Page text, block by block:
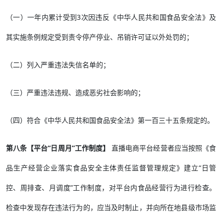
（一）一年内累计受到3次因违反《中华人民共和国食品安全法》及
其实施条例规定受到责令停产停业、吊销许可证以外处罚的；
（二）列入严重违法失信名单的；
（三）严重违法违规、造成恶劣社会影响的；
（四）符合《中华人民共和国食品安全法》第一百三十五条规定的。
第八条【平台“日周月”工作制度】 直播电商平台经营者应当按照《食
品生产经营企业落实食品安全主体责任监督管理规定》建立“日管
控、周排查、月调度”工作制度，对平台内食品经营行为进行检查。
检查中发现存在违法行为的，应当及时制止，并向所在地县级市场监